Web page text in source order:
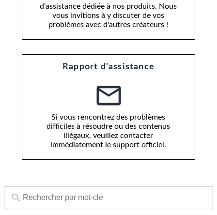
d'assistance dédiée à nos produits. Nous
vous invitions à y discuter de vos
problèmes avec d'autres créateurs !
Rapport d'assistance
Si vous rencontrez des problèmes
difficiles à résoudre ou des contenus
illégaux, veuillez contacter
immédiatement le support officiel.